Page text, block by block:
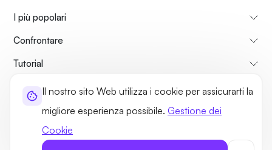
Il nostro sito Web utilizza i cookie per assicurarti la
migliore esperienza possibile. Gestione dei
Cookie
I più popolari
Confrontare
Tutorial
Su di Noi
Norme sulla PrivacyPolitiche legaliMappa del sito